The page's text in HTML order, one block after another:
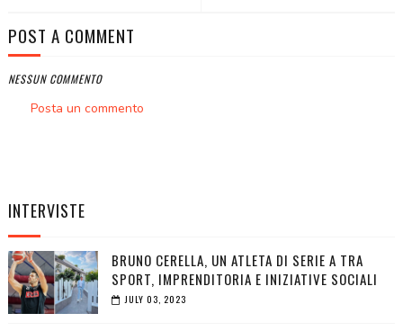
POST A COMMENT
NESSUN COMMENTO
Posta un commento
INTERVISTE
BRUNO CERELLA, UN ATLETA DI SERIE A TRA
SPORT, IMPRENDITORIA E INIZIATIVE SOCIALI
JULY 03, 2023